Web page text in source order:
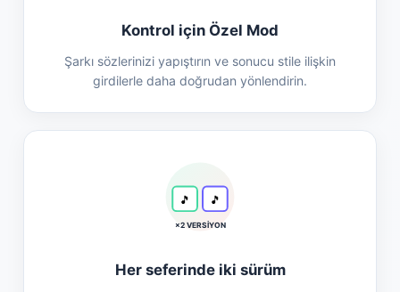
Kontrol için Özel Mod
Şarkı sözlerinizi yapıştırın ve sonucu stile ilişkin
girdilerle daha doğrudan yönlendirin.
🎵 🎵
×2 VERSİYON
Her seferinde iki sürüm